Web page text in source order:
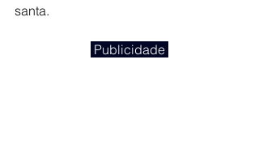
santa.
Publicidade